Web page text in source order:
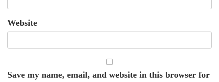
Website
Save my name, email, and website in this browser for